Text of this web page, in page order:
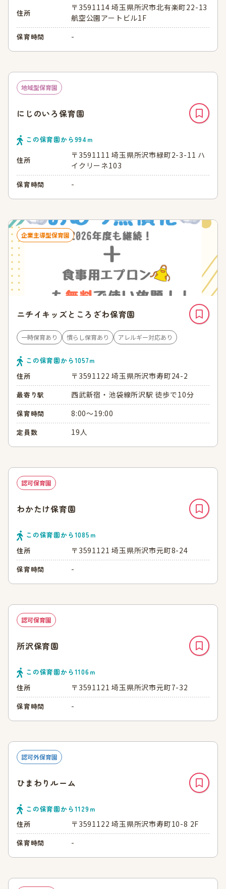
住所
〒3591114 埼玉県所沢市北有楽町22-13
航空公園アートビル1F
保育時間 -
地域型保育園
にじのいろ保育園
この保育園から994 ｍ
住所
〒3591111 埼玉県所沢市緑町2-3-11 ハ
イクリーネ103
保育時間 -
企業主導型保育園
ニチイキッズところざわ保育園
一時保育あり 慣らし保育あり アレルギー対応あり
この保育園から1057ｍ
住所
〒3591122 埼玉県所沢市寿町24-2
最寄り駅 西武新宿・池袋線所沢駅 徒歩で10分
保育時間 8:00～19:00
定員数 19人
認可保育園
わかたけ保育園
この保育園から1085ｍ
住所
〒3591121 埼玉県所沢市元町8-24
保育時間 -
認可保育園
所沢保育園
この保育園から1106ｍ
住所
〒3591121 埼玉県所沢市元町7-32
保育時間 -
認可外保育園
ひまわりルーム
この保育園から1129ｍ
住所
〒3591122 埼玉県所沢市寿町10-8 2F
保育時間 -